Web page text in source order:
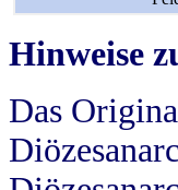
Hinweise
Das